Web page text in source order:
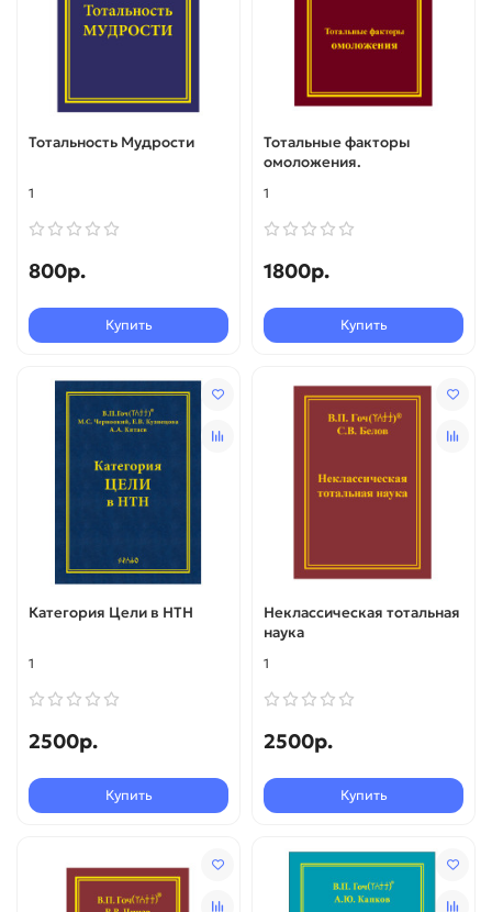
Тотальность Мудрости
1
800р.
Купить
Тотальные факторы
омоложения.
1
1800р.
Купить
Категория Цели в НТН
1
2500р.
Купить
Неклассическая тотальная
наука
1
2500р.
Купить